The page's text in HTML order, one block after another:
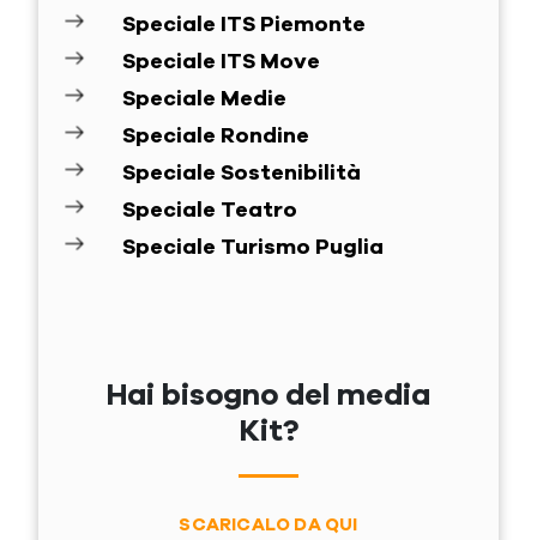
Speciale ITS Piemonte
Speciale ITS Move
Speciale Medie
Speciale Rondine
Speciale Sostenibilità
Speciale Teatro
Speciale Turismo Puglia
Hai bisogno del media
Kit?
SCARICALO DA QUI